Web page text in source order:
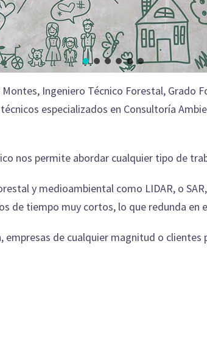
Ingeniero Técnico Forestal, Grado
especializados en Consultoría
nos permite abordar cualquier tipo de
y medioambiental como LIDAR, o
de tiempo muy cortos, lo que redunda
de cualquier magnitud o clientes